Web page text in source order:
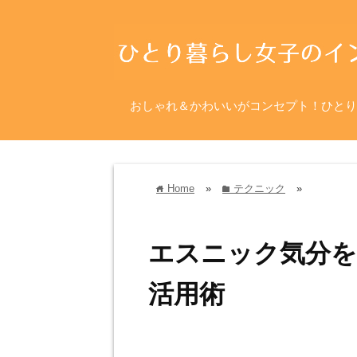
おしゃれ＆かわいいがコンセプト！ひと
home Home » folder テクニック »
エスニック気分
活用術